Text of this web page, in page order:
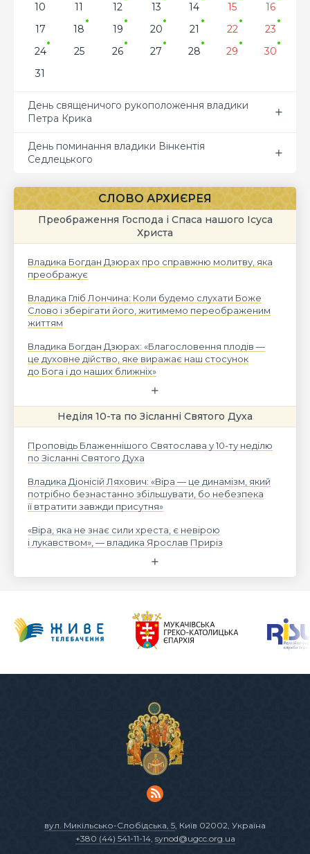
10
11 12 13 14 15
16
17
18 19 20 21 22
23
24
25 26 27 28 29
30
31
День священичого рукоположення владики
Петра Крика
День поминання владики Вінкентія
Седлецького
СЛОВО АРХИЄРЕЯ
Преображення Господа і Спаса нашого Ісуса
Христа
Владика Богдан Дзюрах про справжню молитву, яка
преображує
Владика Гліб Лончина: Коли будемо слухати Боже
Слово і зберігати його, житимемо переображеним
життям
Владика Богдан Дзюрах: «Благословення плодів —
це духовне дійство, яке виражає наш стосунок
до Бога і до наших ближніх»
Неділя 10-та по Зісланні Святого Духа
Проповідь Блаженнішого Святослава у 10-ту неділю
по Зісланні Святого Духа
Владика Діонісій Ляхович: «Віра — це динамізм, який
потрібно безнастанно збільшувати, бо небезпека
її втратити завжди присутня»
«Віра, яка не знає сили хреста, є невірою
і лукавством», — владика Ярослав Приріз
вул. Микільсько-Слобідська, 5 , Київ 02002, Україна
+380 (44) 541-11-14, synod@ugcc.org.ua